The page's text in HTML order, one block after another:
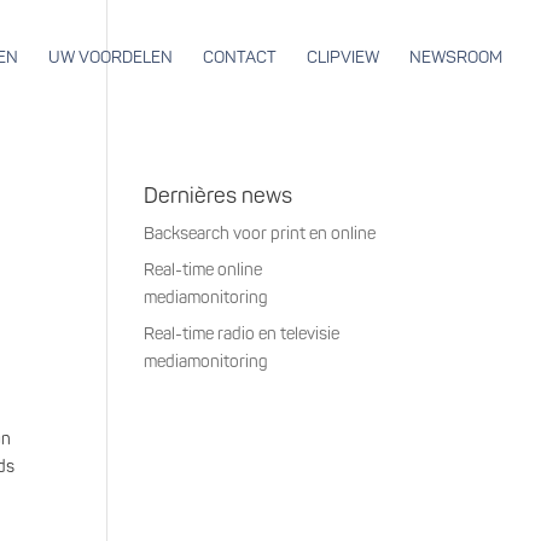
UW VOORDELEN CONTACT CLIPVIEW NEWSROOM
Dernières news
Backsearch voor print en online
Real-time online
mediamonitoring
Real-time radio en televisie
mediamonitoring